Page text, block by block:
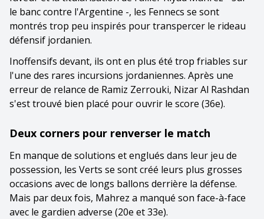
le banc contre l'Argentine -, les Fennecs se sont
montrés trop peu inspirés pour transpercer le rideau
défensif jordanien.
Inoffensifs devant, ils ont en plus été trop friables sur
l'une des rares incursions jordaniennes. Après une
erreur de relance de Ramiz Zerrouki, Nizar Al Rashdan
s'est trouvé bien placé pour ouvrir le score (36e).
Deux corners pour renverser le match
En manque de solutions et englués dans leur jeu de
possession, les Verts se sont créé leurs plus grosses
occasions avec de longs ballons derrière la défense.
Mais par deux fois, Mahrez a manqué son face-à-face
avec le gardien adverse (20e et 33e).